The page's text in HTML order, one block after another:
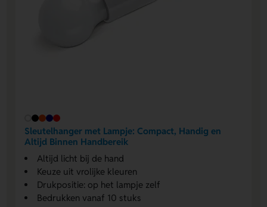
Sleutelhanger met Lampje: Compact, Handig en
Altijd Binnen Handbereik
Altijd licht bij de hand
Keuze uit vrolijke kleuren
Drukpositie: op het lampje zelf
Bedrukken vanaf 10 stuks